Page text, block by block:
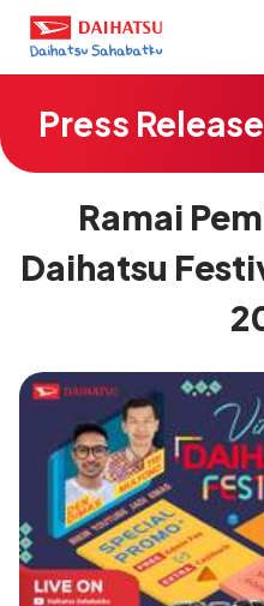
Press Release
Ramai
Daihatsu